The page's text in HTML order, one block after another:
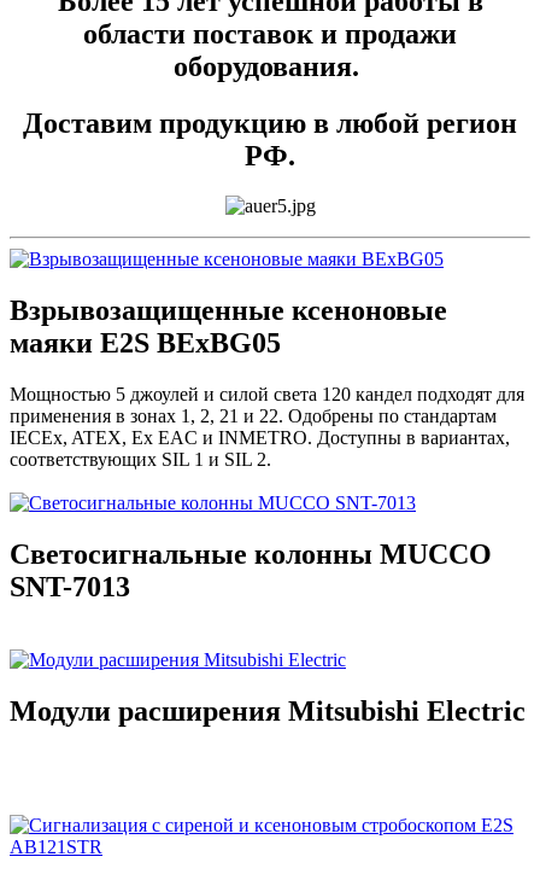
области поставок и продажи
оборудования.
Доставим продукцию в любой регион
РФ.
Взрывозащищенные ксеноновые
маяки E2S BExBG05
Мощностью 5 джоулей и силой света 120 кандел подходят для
применения в зонах 1, 2, 21 и 22. Одобрены по стандартам
IECEx, ATEX, Ex EAC и INMETRO. Доступны в вариантах,
соответствующих SIL 1 и SIL 2.
Светосигнальные колонны MUCCO
SNT-7013
Модули расширения Mitsubishi Electric